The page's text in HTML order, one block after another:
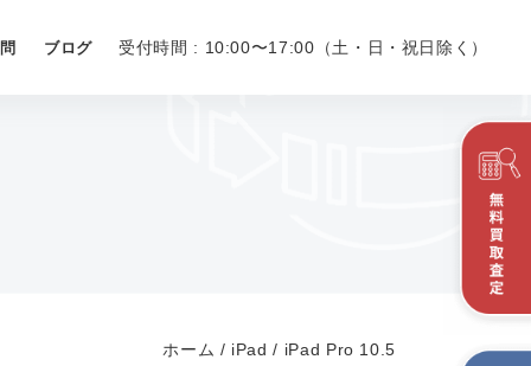
ブログ 受付時間 : 10:00〜17:00（土・日・祝日除く）
ホーム / iPad / iPad Pro 10.5